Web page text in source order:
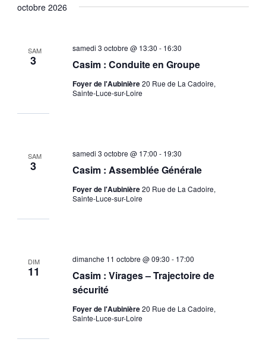
octobre 2026
SAM
3 Casim : Conduite en Groupe
samedi 3 octobre @ 13:30 - 16:30
Foyer de l'Aubinière20 Rue de La Cadoire,
Sainte-Luce-sur-Loire
SAM
3 Casim : Assemblée Générale
samedi 3 octobre @ 17:00 - 19:30
Foyer de l'Aubinière20 Rue de La Cadoire,
Sainte-Luce-sur-Loire
DIM
11
Casim : Virages – Trajectoire de
sécurité
dimanche 11 octobre @ 09:30 - 17:00
Foyer de l'Aubinière20 Rue de La Cadoire,
Sainte-Luce-sur-Loire